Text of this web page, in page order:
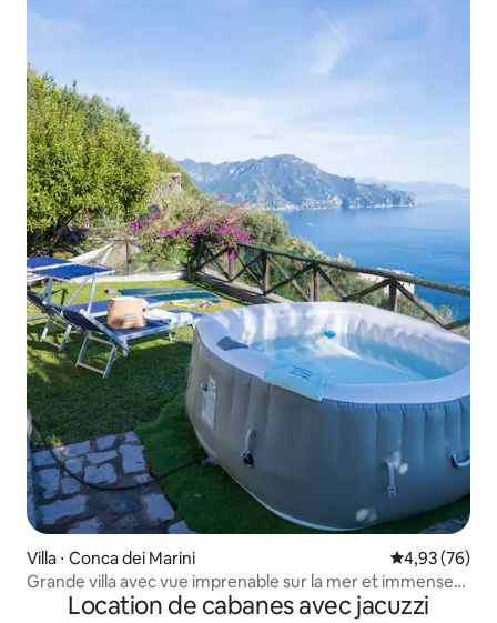
Villa ⋅ Conca dei Marini Évaluation
4,93 (76)
Grande villa avec vue imprenable sur la mer et immense
Location de cabanes avec jacuzzi